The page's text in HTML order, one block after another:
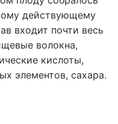
действующему
входит почти весь
волокна,
кислоты,
элементов, сахара.